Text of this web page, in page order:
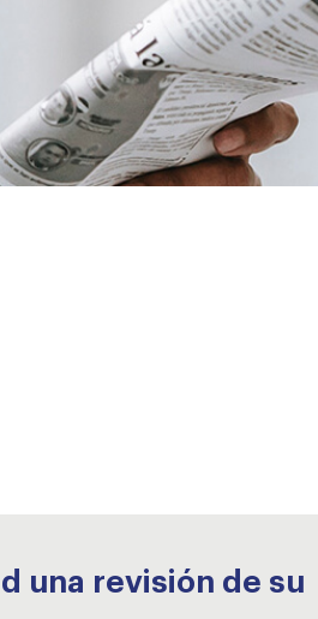
una revisión de su